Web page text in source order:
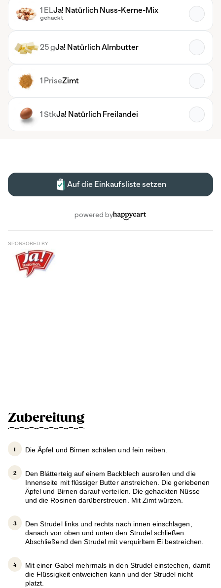
SPONSORED BY
Zubereitung
Die Äpfel und Birnen schälen und fein reiben.
Den Blätterteig auf einem Backblech ausrollen und die
Innenseite mit flüssiger Butter anstreichen. Die geriebenen
Äpfel und Birnen darauf verteilen. Die gehackten Nüsse
und die Rosinen darüberstreuen. Mit Zimt würzen.
Den Strudel links und rechts nach innen einschlagen,
danach von oben und unten den Strudel schließen.
Abschließend den Strudel mit verquirltem Ei bestreichen.
Mit einer Gabel mehrmals in den Strudel einstechen, damit
die Flüssigkeit entweichen kann und der Strudel nicht
platzt.